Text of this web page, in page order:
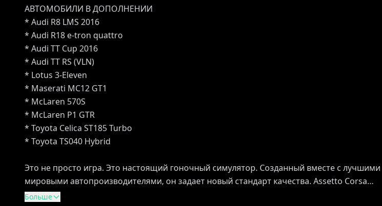
АВТОМОБИЛИ В ДОПОЛНЕНИИ
* Audi R8 LMS 2016
* Audi R18 e-tron quattro
* Audi TT Cup 2016
* Audi TT RS (VLN)
* Lotus 3-Eleven
* Maserati MC12 GT1
* McLaren 570S
* McLaren P1 GTR
* Toyota Celica ST185 Turbo
* Toyota TS040 Hybrid
Это не просто игра. Это настоящий гоночный симулятор. Созданный вместе с лучшими
мировыми автопроизводителями, он задает новый стандарт качества. Assetto Corsa…
Больше